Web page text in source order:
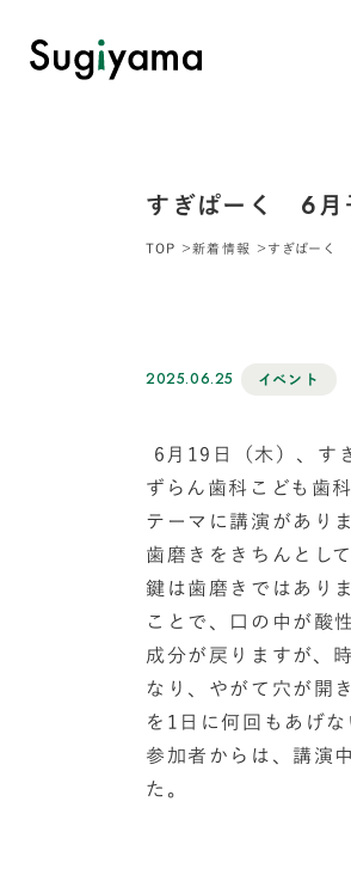
すぎぱーく 6月
TOP 新着情報 すぎぱーく
2025.06.25 イベント
6月19日（木）、す
ずらん歯科こども歯
テーマに講演があり
歯磨きをきちんとし
鍵は歯磨きではあり
ことで、口の中が酸
成分が戻りますが、
なり、やがて穴が開
を1日に何回もあげ
参加者からは、講演
た。